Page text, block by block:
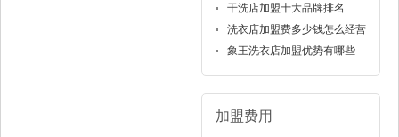
干洗店加盟十大品牌排名
洗衣店加盟费多少钱怎么经营
象王洗衣店加盟优势有哪些
加盟费用